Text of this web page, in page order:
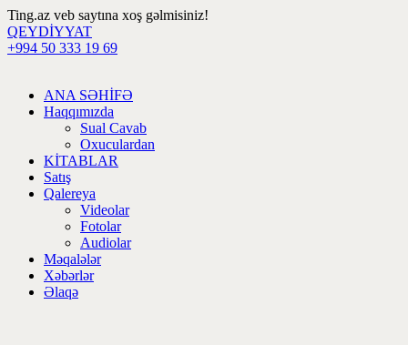
Ting.az veb saytına xoş gəlmisiniz!
QEYDİYYAT
+994 50 333 19 69
ANA SƏHİFƏ
Haqqımızda
Sual Cavab
Oxuculardan
KİTABLAR
Satış
Qalereya
Videolar
Fotolar
Audiolar
Məqalələr
Xəbərlər
Əlaqə